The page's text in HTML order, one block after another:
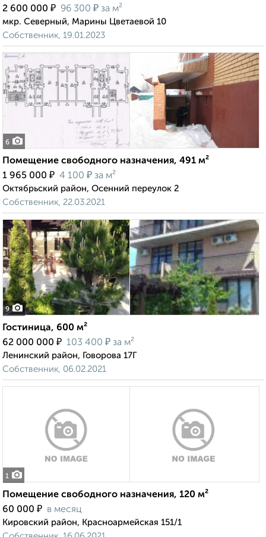
2 600 000 ₽ 96 300 ₽ за м²
мкр. Северный, Марины Цветаевой 10
Собственник, 19.01.2023
6
Помещение свободного назначения, 491 м²
1 965 000 ₽ 4 100 ₽ за м²
Октябрьский район, Осенний переулок 2
Собственник, 22.03.2021
9
Гостиница, 600 м²
62 000 000 ₽ 103 400 ₽ за м²
Ленинский район, Говорова 17Г
Собственник, 06.02.2021
1
Помещение свободного назначения, 120 м²
60 000 ₽ в месяц
Кировский район, Красноармейская 151/1